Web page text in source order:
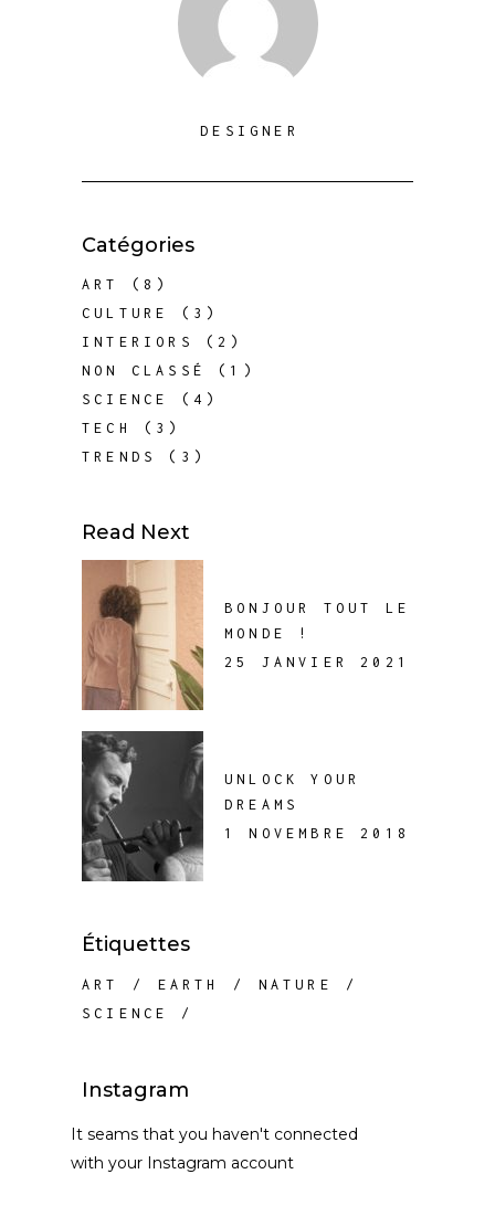
DESIGNER
Catégories
ART
(8)
CULTURE
(3)
INTERIORS
(2)
NON CLASSÉ
(1)
SCIENCE
(4)
TECH
(3)
TRENDS
(3)
Read Next
BONJOUR TOUT LE
MONDE !
25 JANVIER 2021
UNLOCK YOUR
DREAMS
1 NOVEMBRE 2018
Étiquettes
ART EARTH
NATURE
SCIENCE
Instagram
It seams that you haven't connected
with your Instagram account